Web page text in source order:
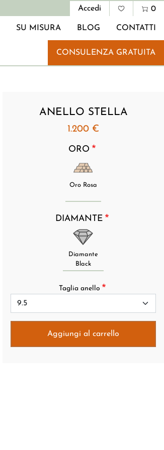
Menu
Accedi 0
SU MISURA BLOG CONTATTI
CONSULENZA GRATUITA
ANELLO STELLA
1.200 €
ORO
Oro Rosa
DIAMANTE
Diamante
Black
Taglia anello
Aggiungi al carrello